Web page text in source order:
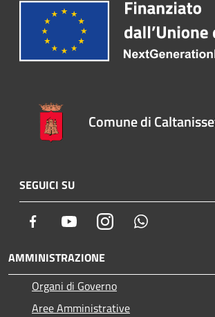
Comune di
SEGUICI SU
Facebook YoutubeInstagram
AMMINISTRAZIONE
Organi di Governo
Aree Amministrative